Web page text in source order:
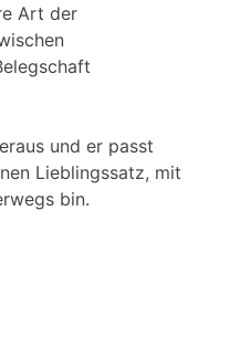
Art der
und er passt
Lieblingssatz, mit
bin.